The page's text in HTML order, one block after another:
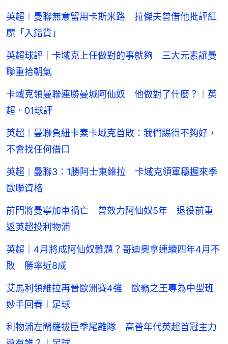
英超︱曼聯無意留用卡斯米路 拉傑夫曾借他批評紅
魔「入錯貨」
英超球評｜卡域克上任做對的事就夠 三大元素讓曼
聯重拾朝氣
卡域克領曼聯連勝曼城阿仙奴 他做對了什麼？︱英
超．01球評
英超︱曼聯負紐卡素卡域克首敗：我們踢得不夠好，
不會找任何借口
英超︱曼聯3：1勝阿士東維拉 卡域克領軍穩握來季
歐聯資格
前門將曼寧加車禍亡 曾效力阿仙奴5年 退役前重
返英超投利物浦
英超｜4月將成阿仙奴難題？哥迪奧拿連續四年4月不
敗 勝率近8成
艾馬利領維拉再晉歐洲賽4強 歐霸之王專為中型班
妙手回春︱足球
利物浦左閘羅拔臣季尾離隊 高普年代英超首冠主力